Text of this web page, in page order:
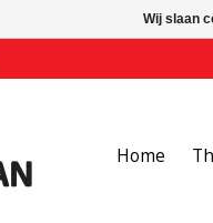
Home
Wij slaan